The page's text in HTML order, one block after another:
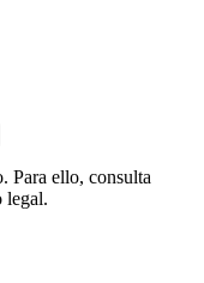
Para ello, consulta
legal.